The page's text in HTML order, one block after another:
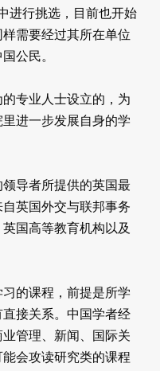
进行挑选，目前也开始
需要经过其所在单位
公民。
专业人士设立的，为
进一步发展自身的学
导者所提供的英国最
英国外交与联邦事务
国高等教育机构以及
的课程，前提是所学
接关系。中国学者经
管理、新闻、国际关
会攻读研究类的课程